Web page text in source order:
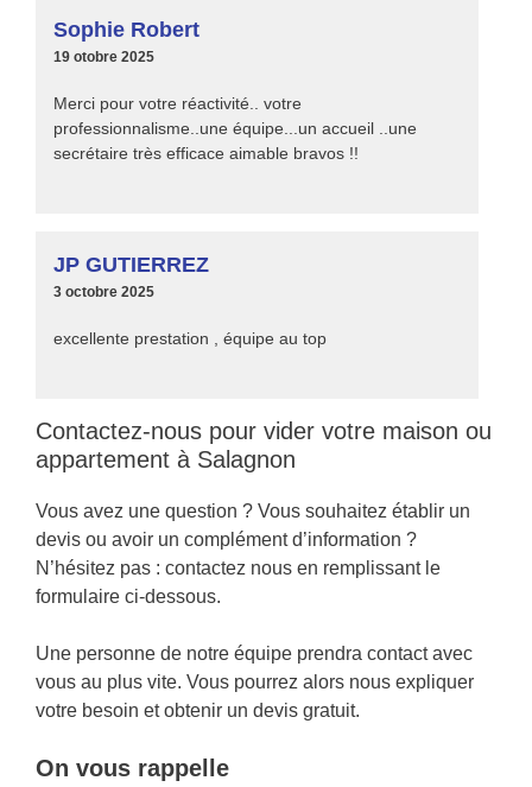
Sophie Robert
19 otobre 2025
Merci pour votre réactivité.. votre
professionnalisme..une équipe...un accueil ..une
secrétaire très efficace aimable bravos !!
JP GUTIERREZ
3 octobre 2025
excellente prestation , équipe au top
Contactez-nous pour vider votre maison ou
appartement à Salagnon
Vous avez une question ? Vous souhaitez établir un
devis ou avoir un complément d’information ?
N’hésitez pas : contactez nous en remplissant le
formulaire ci-dessous.
Une personne de notre équipe prendra contact avec
vous au plus vite. Vous pourrez alors nous expliquer
votre besoin et obtenir un devis gratuit.
On vous rappelle